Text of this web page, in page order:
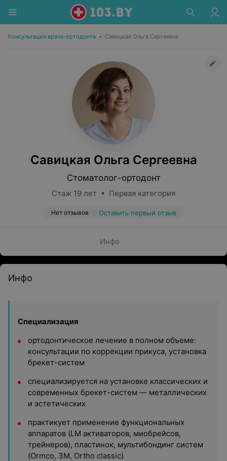
Консультация врача-ортодонта • Савицкая Ольга Сергеевна
Савицкая Ольга Сергеевна
Стоматолог-ортодонт
Стаж 19 лет • Первая категория
Нет отзывов Оставить первый отзыв
Инфо
Инфо
Специализация
ортодонтическое лечение в полном объеме:
консультации по коррекции прикуса, установка
брекет-систем
специализируется на установке классических и
современных брекет-систем — металлических
и эстетических
практикует применение функциональных
аппаратов (LM активаторов, миобрейсов,
трейнеров), пластинок, мультибондинг систем
(Ormco, 3M, Ortho classic)